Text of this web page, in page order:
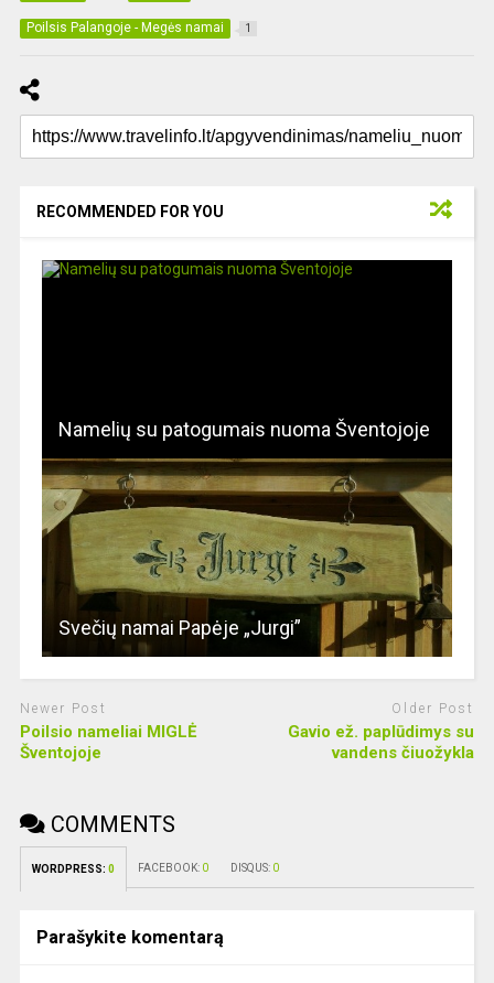
Poilsis Palangoje - Megės namai 1
RECOMMENDED FOR YOU
Namelių su patogumais nuoma Šventojoje
Svečių namai Papėje „Jurgi”
Newer Post
Poilsio nameliai MIGLĖ
Šventojoje
Older Post
Gavio ež. paplūdimys su
vandens čiuožykla
COMMENTS
WORDPRESS: 0 FACEBOOK: 0 DISQUS: 0
Parašykite komentarą